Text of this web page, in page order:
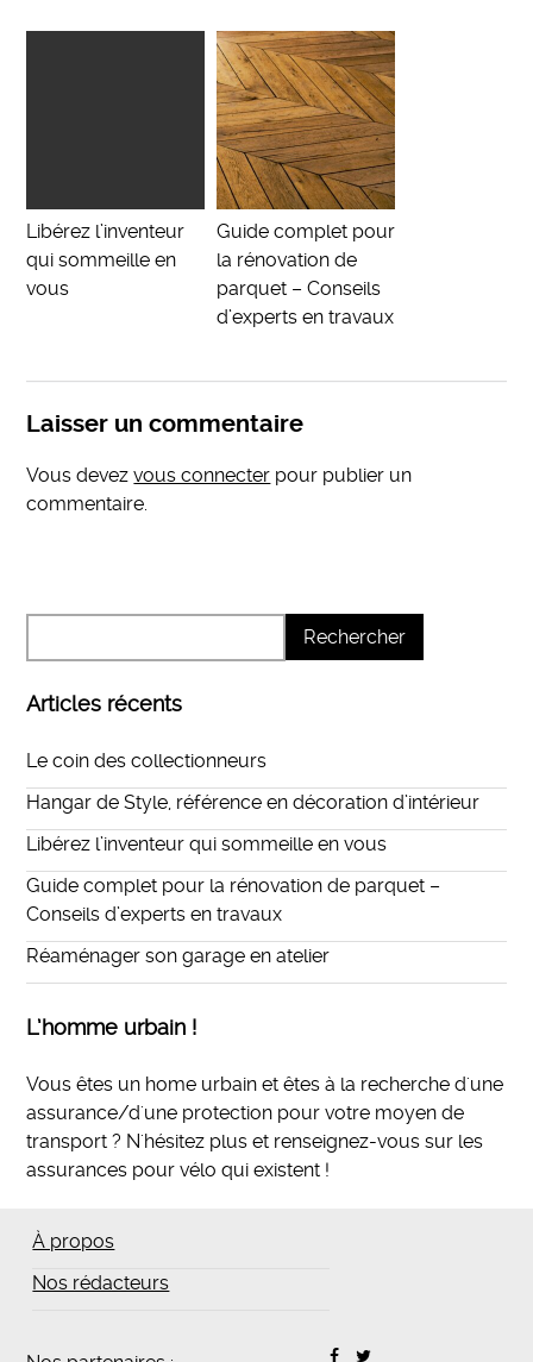
Libérez l’inventeur
qui sommeille en
vous
Guide complet pour
la rénovation de
parquet – Conseils
d’experts en travaux
Laisser un commentaire
Vous devezvous connecter pour publier un
commentaire.
Articles récents
Le coin des collectionneurs
Hangar de Style, référence en décoration d’intérieur
Libérez l’inventeur qui sommeille en vous
Guide complet pour la rénovation de parquet –
Conseils d’experts en travaux
Réaménager son garage en atelier
L’homme urbain !
Vous êtes un home urbain et êtes à la recherche d'une
assurance/d'une protection pour votre moyen de
transport ? N'hésitez plus et renseignez-vous sur les
assurances pour vélo qui existent !
À propos
Nos rédacteurs